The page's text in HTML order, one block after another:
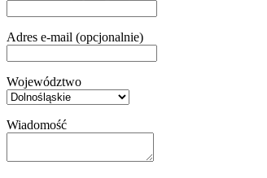
Adres e-mail (opcjonalnie)
Województwo
Wiadomość